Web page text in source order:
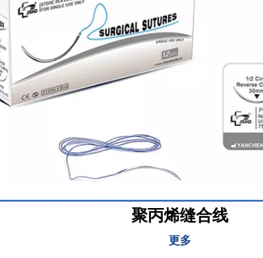
聚丙烯缝合线
更多